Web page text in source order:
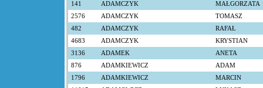
141
ADAMCZYK
MAŁGORZATA
2576
ADAMCZYK
TOMASZ
482
ADAMCZYK
RAFAŁ
4683
ADAMCZYK
KRYSTIAN
3136
ADAMEK
ANETA
876
ADAMKIEWICZ
ADAM
1796
ADAMKIEWICZ
MARCIN